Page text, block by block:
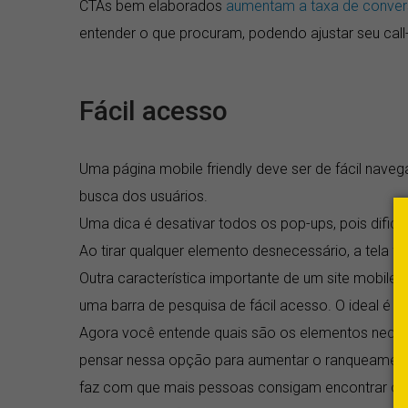
CTAs bem elaborados aumentam a taxa de
entender o que procuram, podendo ajustar seu
Fácil acesso
Uma página mobile friendly deve ser de fácil
busca dos usuários.
Uma dica é desativar todos os pop-ups, pois
Ao tirar qualquer elemento desnecessário, a tela
Outra característica importante de um site mobile
uma barra de pesquisa de fácil acesso. O ideal é
Agora você entende quais são os elementos
pensar nessa opção para aumentar o
faz com que mais pessoas consigam encontrar o